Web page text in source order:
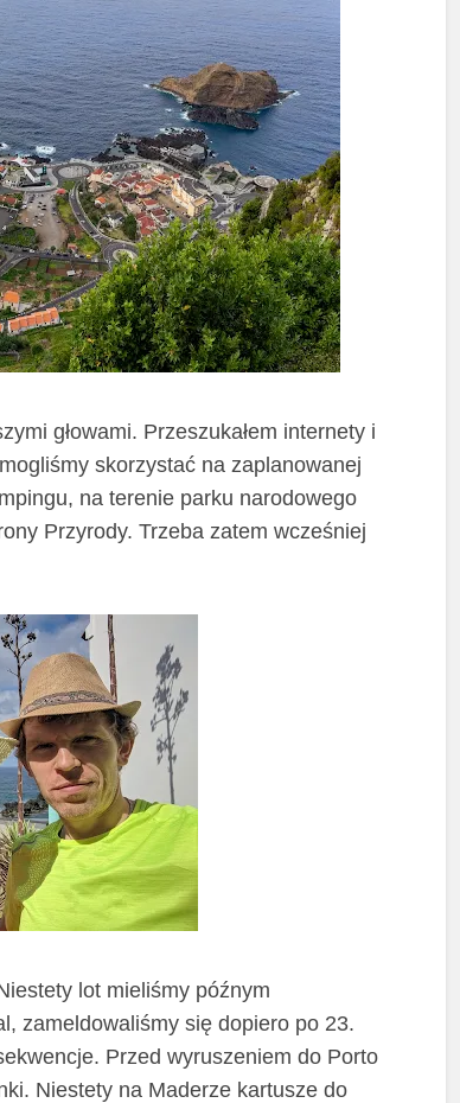
głowami. Przeszukałem internety i
skorzystać na zaplanowanej
na terenie parku narodowego
Przyrody. Trzeba zatem wcześniej
lot mieliśmy późnym
zameldowaliśmy się dopiero po 23.
Przed wyruszeniem do Porto
Niestety na Maderze kartusze do